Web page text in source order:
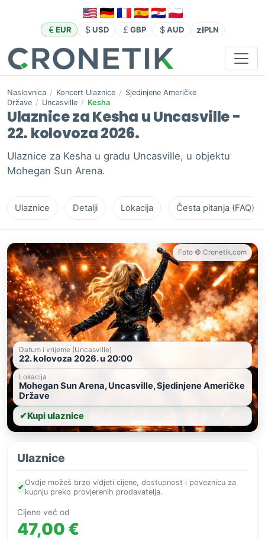
EUR USD GBP AUD złPLN
Naslovnica / Koncert Ulaznice / Sjedinjene Američke
Države / Uncasville / Kesha
Ulaznice za Kesha u Uncasville -
22. kolovoza 2026.
Ulaznice za Kesha u gradu Uncasville, u objektu
Mohegan Sun Arena.
Ulaznice Detalji Lokacija Česta pitanja (FAQ)
Foto © Cronetik.com
Datum i vrijeme (Uncasville)
22. kolovoza 2026. u 20:00
Lokacija
Mohegan Sun Arena, Uncasville, Sjedinjene Američke
Države
✔Kupi ulaznice
Ulaznice
✔
Ovdje možeš brzo vidjeti cijene, dostupnost i poveznicu za
kupnju preko provjerenih prodavatelja.
Cijene već od
47,00 €